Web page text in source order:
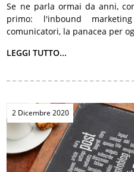
Se ne parla ormai da anni,
primo: l'inbound
comunicatori, la panacea per
LEGGI TUTTO...
2 Dicembre 2020